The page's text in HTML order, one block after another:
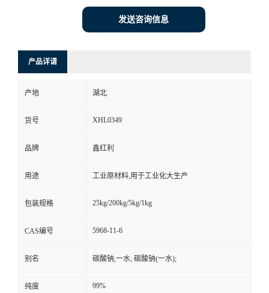
发送咨询信息
产品详请
产地 湖北
货号 XHL0349
品牌 鑫红利
用途 工业原材料,用于工业化大生产
包装规格 25kg/200kg/5kg/1kg
CAS编号 5968-11-6
别名 碳酸钠,一水; 碳酸钠(一水);
纯度 99%